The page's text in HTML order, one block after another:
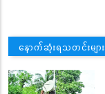
နောက်ဆုံးရသတင်းများ